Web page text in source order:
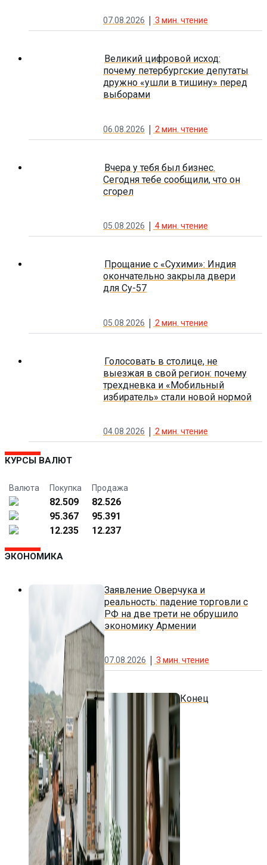
07.08.2026 3 мин. чтение
Великий цифровой исход:
почему петербургские депутаты
дружно «ушли в тишину» перед
выборами
06.08.2026 2 мин. чтение
Вчера у тебя был бизнес.
Сегодня тебе сообщили, что он
сгорел
05.08.2026 4мин. чтение
Прощание с «Сухими»: Индия
окончательно закрыла двери
для Су-57
05.08.2026 2 мин. чтение
Голосовать в столице, не
выезжая в свой регион: почему
трехдневка и «Мобильный
избиратель» стали новой нормой
04.08.2026 2мин. чтение
КУРСЫ ВАЛЮТ
Валюта Покупка Продажа
82.509
82.526
95.367
95.391
12.235
12.237
ЭКОНОМИКА
Заявление Оверчука и
реальность: падение торговли с
РФ на две трети не обрушило
экономику Армении
07.08.2026 3 мин. чтение
Конец